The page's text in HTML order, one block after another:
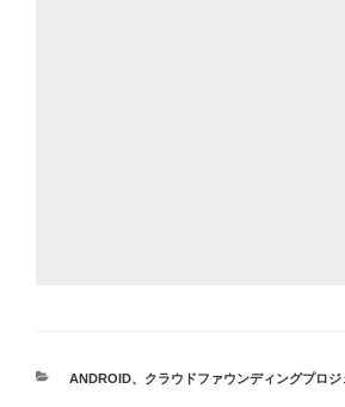
カ
ANDROID、 クラウドファウンディングプロジ